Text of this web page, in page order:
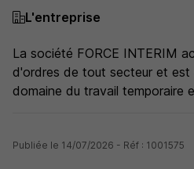
L'entreprise
La société FORCE INTERIM
d'ordres de tout secteur et est
domaine du travail temporaire
Publiée le 14/07/2026 - Réf : 1001575